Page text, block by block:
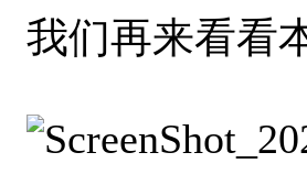
我们再来看看